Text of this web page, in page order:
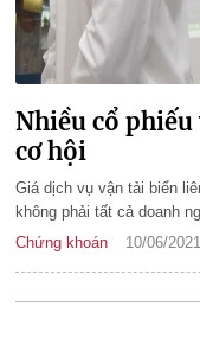
Nhiều cổ
cơ hội
Giá dịch vụ vận tải biển
không phải tất cả doanh
Chứng khoán
10/06/2021